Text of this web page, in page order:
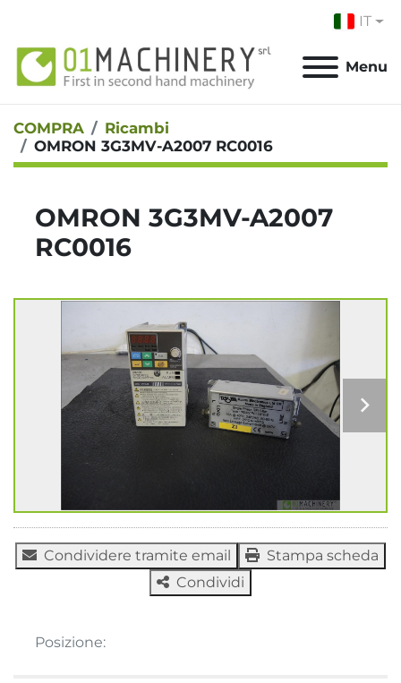
IT
Menu
COMPRA
Ricambi
OMRON 3G3MV-A2007 RC0016
OMRON 3G3MV-A2007
RC0016
Condividere tramite email
Stampa scheda
Condividi
Posizione: